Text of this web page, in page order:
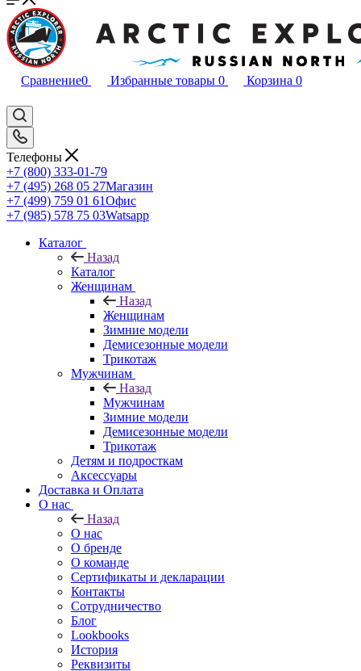
Сравнение0 Избранные товары 0 Корзина 0
Телефоны
+7 (800) 333-01-79
+7 (495) 268 05 27Магазин
+7 (499) 759 01 61Офис
+7 (985) 578 75 03Watsapp
Каталог
Назад
Каталог
Женщинам
Назад
Женщинам
Зимние модели
Демисезонные модели
Трикотаж
Мужчинам
Назад
Мужчинам
Зимние модели
Демисезонные модели
Трикотаж
Детям и подросткам
Аксессуары
Доставка и Оплата
О нас
Назад
О нас
О бренде
О команде
Сертификаты и декларации
Контакты
Сотрудничество
Блог
Lookbooks
История
Реквизиты